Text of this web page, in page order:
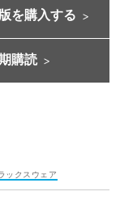
を購入する
購読
ックスウェア